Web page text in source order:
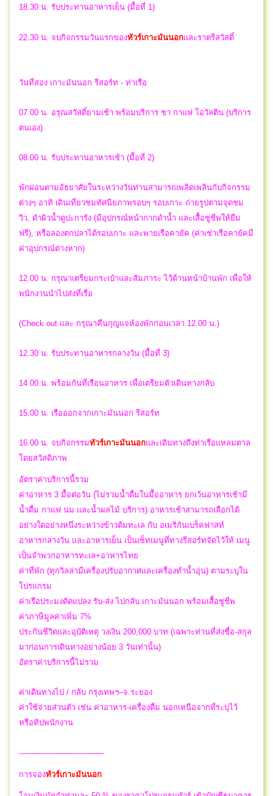
18.30 น. รับประทานอาหารเย็น (มื้อที่ 1)
22.30 น. จบกิจกรรมวันแรกของทัวร์เกาะมันนอกและราตรีสวัสดิ์
วันที่สอง เกาะมันนอก รีสอร์ท - ท่าเรือ
07.00 น. อรุณสวัสดิ์ยามเช้า พร้อมบริการ ชา กาแฟ โอวัลติน (บริการ
ตนเอง)
08.00 น. รับประทานอาหารเช้า (มื้อที่ 2)
พักผ่อนตามอัธยาศัยในระหว่างวันท่านสามารถเพลิดเพลินกับกิจกรรม
ต่างๆ อาทิ เดินเที่ยวชมทัศนียภาพรอบๆ รอบเกาะ ถ่ายรูปตามจุดชม
วิว, ดำผิวน้ำดูปะการัง (มีอุปกรณ์หน้ากากดำน้ำ และเสื้อชูชีพให้ยืม
ฟรี), หรือลองตกปลาได้รอบเกาะ และพายเรือคายัค (ค่าเช่าเรือคายัคมี
ค่าอุปกรณ์ต่างหาก)
12.00 น. กรุณาเตรียมกระเป๋าและสัมภาระ ไว้ด้านหน้าบ้านพัก เพื่อให้
พนักงานนำไปส่งที่เรือ
(Check out และ กรุณาคืนกุญแจห้องพักก่อนเวลา 12.00 น.)
12.30 น. รับประทานอาหารกลางวัน (มื้อที่ 3)
14.00 น. พร้อมกันที่เรือนอาหาร เพื่อเตรียมตัวเดินทางกลับ
15.00 น. เรือออกจากเกาะมันนอก รีสอร์ท
16.00 น. จบกิจกรรมทัวร์เกาะมันนอกและเดินทางถึงท่าเรือแหลมตาล
โดยสวัสดิภาพ
อัตราค่าบริการนี้รวม
ค่าอาหาร 3 มื้อต่อวัน (ไม่รวมน้ำดื่มในมื้ออาหาร ยกเว้นอาหารเช้ามี
น้ำดื่ม กาแฟ นม และน้ำผลไม้ บริการ) อาหารเช้าสามารถเลือกได้
อย่างใดอย่างหนึ่งระหว่างข้าวต้มทะเล กับ อเมริกันเบร็คฟาสท์
อาหารกลางวัน และอาหารเย็น เป็นเซ็ทเมนูที่ทางรีสอร์ทจัดไว้ให้ เมนู
เป็นจำพวกอาหารทะเล+อาหารไทย
ค่าที่พัก (ทุกวิลล่ามีเครื่องปรับอากาศและเครื่องทำน้ำอุ่น) ตามระบุใน
โปรแกรม
ค่าเรือประมงดัดแปลง รับ-ส่ง ไปกลับ เกาะมันนอก พร้อมเสื้อชูชีพ
ค่าภาษีมูลค่าเพิ่ม 7%
ประกันชีวิตและอุบัติเหตุ วงเงิน 200,000 บาท (เฉพาะท่านที่ส่งชื่อ-สกุล
มาก่อนการเดินทางอย่างน้อย 3 วันเท่านั้น)
อัตราค่าบริการนี้ไม่รวม
ค่าเดินทางไป / กลับ กรุงเทพฯ–จ.ระยอง
ค่าใช้จ่ายส่วนตัว เช่น ค่าอาหาร-เครื่องดื่ม นอกเหนือจากที่ระบุไว้
หรือทิปพนักงาน
-----------------------------------
การจองทัวร์เกาะมันนอก